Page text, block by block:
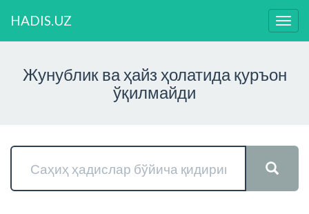
HADIS.UZ
Жунублик ва ҳайз ҳолатида қуръон
ўқилмайди